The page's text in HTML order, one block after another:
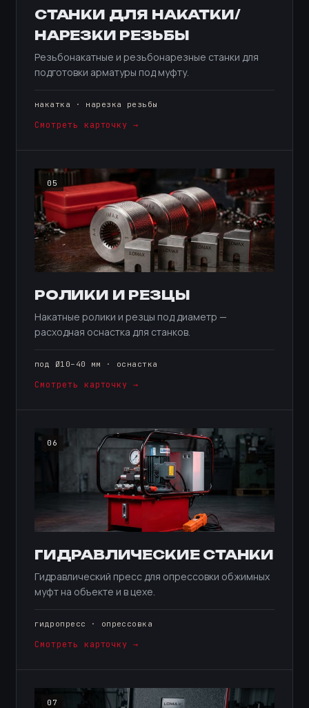
СТАНКИ ДЛЯ НАКАТКИ/
НАРЕЗКИ РЕЗЬБЫ
Резьбонакатные и резьбонарезные станки для
подготовки арматуры под муфту.
накатка · нарезка резьбы
Смотреть карточку →
05
РОЛИКИ И РЕЗЦЫ
Накатные ролики и резцы под диаметр —
расходная оснастка для станков.
под Ø10–40 мм · оснастка
Смотреть карточку →
06
ГИДРАВЛИЧЕСКИЕ СТАНКИ
Гидравлический пресс для опрессовки обжимных
муфт на объекте и в цехе.
гидропресс · опрессовка
Смотреть карточку →
07